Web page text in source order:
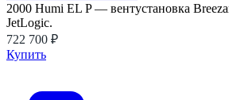
2000 Humi EL P — вентустановка
JetLogic.
722 700 ₽
Купить